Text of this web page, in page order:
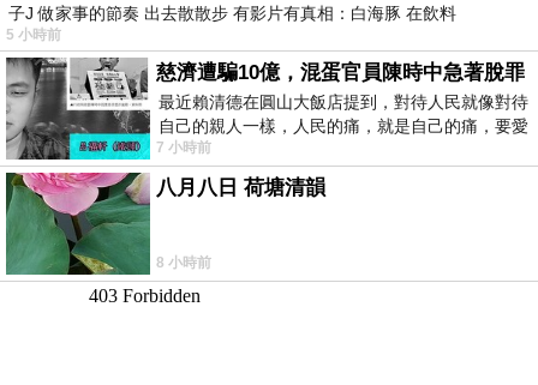
子J 做家事的節奏 出去散散步 有影片有真相：白海豚 在飲料
5 小時前
慈濟遭騙10億，混蛋官員陳時中急著脫罪
最近賴清德在圓山大飯店提到，對待人民就像對待
自己的親人一樣，人民的痛，就是自己的痛，要愛
民如親，說的這麼好聽，實際上根本沒做
7 小時前
八月八日 荷塘清韻
8 小時前